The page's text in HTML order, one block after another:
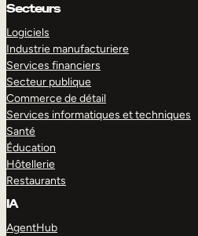
Secteurs
Logiciels
Industrie manufacturiere
Services financiers
Secteur publique
Commerce de détail
Services informatiques et techniques
Santé
Éducation
Hôtellerie
Restaurants
IA
AgentHub